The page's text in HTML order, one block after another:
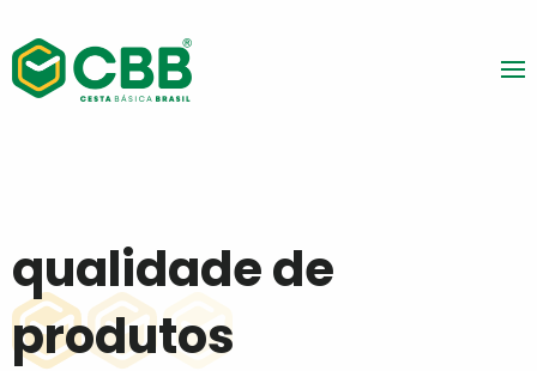
qualidade de
produtos